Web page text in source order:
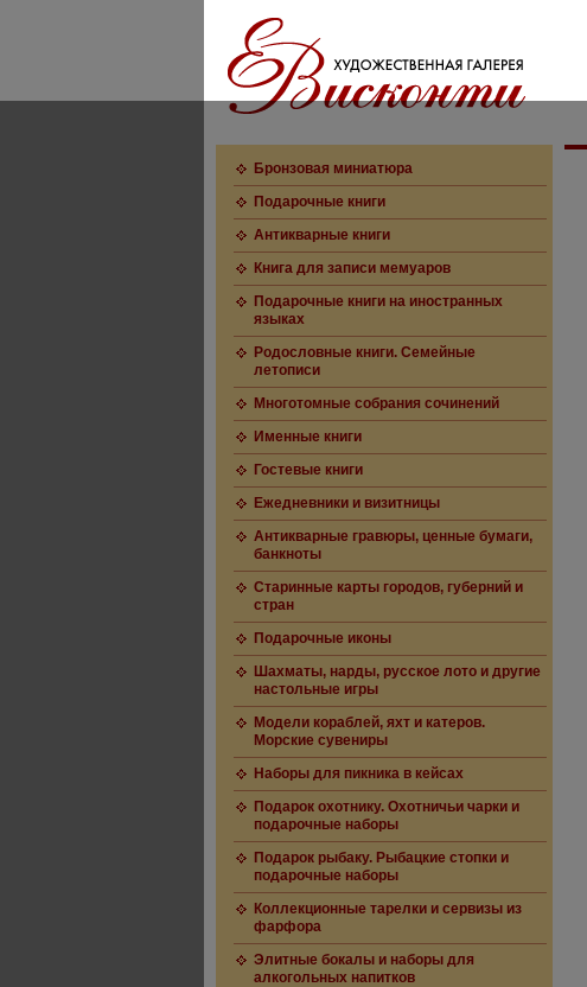
Бронзовая миниатюра
Подарочные книги
Антикварные книги
Книга для записи мемуаров
Подарочные книги на иностранных
языках
Родословные книги. Семейные
летописи
Многотомные собрания сочинений
Именные книги
Гостевые книги
Ежедневники и визитницы
Антикварные гравюры, ценные бумаги,
банкноты
Старинные карты городов, губерний и
стран
Подарочные иконы
Шахматы, нарды, русское лото и другие
настольные игры
Модели кораблей, яхт и катеров.
Морские сувениры
Наборы для пикника в кейсах
Подарок охотнику. Охотничьи чарки и
подарочные наборы
Подарок рыбаку. Рыбацкие стопки и
подарочные наборы
Коллекционные тарелки и сервизы из
фарфора
Элитные бокалы и наборы для
алкогольных напитков